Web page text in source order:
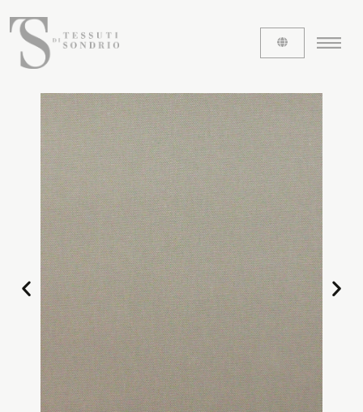
ABOUT US
The labels
Our history
Work with us
Share our fabrics
THE FABRICS
The season Fall/Winter